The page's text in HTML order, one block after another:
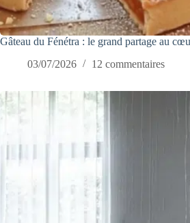
Gâteau du Fénétra : le grand partage au
03/07/2026
12 commentaires